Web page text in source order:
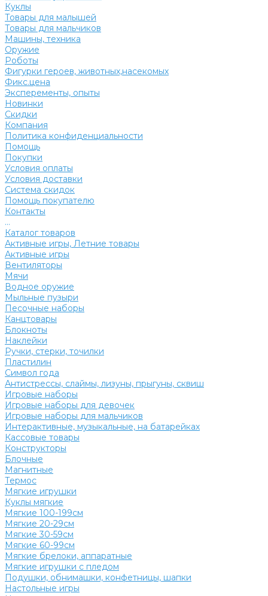
Куклы
Товары для малышей
Товары для мальчиков
Машины, техника
Оружие
Роботы
Фигурки героев, животных,насекомых
Фикс.цена
Эксперементы, опыты
Новинки
Скидки
Компания
Политика конфиденциальности
Помощь
Покупки
Условия оплаты
Условия доставки
Система скидок
Помощь покупателю
Контакты
...
Каталог товаров
Активные игры, Летние товары
Активные игры
Вентиляторы
Мячи
Водное оружие
Мыльные пузыри
Песочные наборы
Канцтовары
Блокноты
Наклейки
Ручки, стерки, точилки
Пластилин
Символ года
Антистрессы, слаймы, лизуны, прыгуны, сквиш
Игровые наборы
Игровые наборы для девочек
Игровые наборы для мальчиков
Интерактивные, музыкальные, на батарейках
Кассовые товары
Конструкторы
Блочные
Магнитные
Термос
Мягкие игрушки
Куклы мягкие
Мягкие 100-199см
Мягкие 20-29см
Мягкие 30-59см
Мягкие 60-99см
Мягкие брелоки, аппаратные
Мягкие игрушки с пледом
Подушки, обнимашки, конфетницы, шапки
Настольные игры